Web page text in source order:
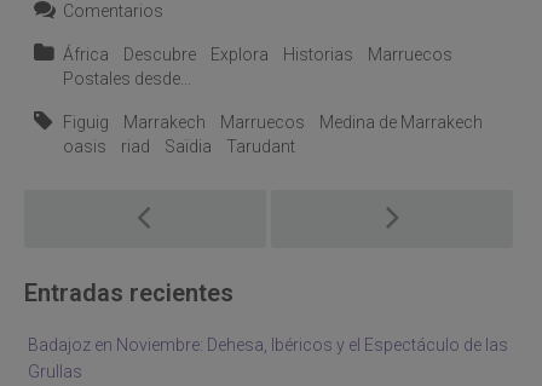
Comentarios
África Descubre Explora Historias
Marruecos
Postales desde...
Figuig Marrakech Marruecos
Medina de Marrakech
oasis
riad Saïdia Tarudant
navigation
Entradas recientes
Badajoz en Noviembre: Dehesa, Ibéricos y el Espectáculo de las
Grullas